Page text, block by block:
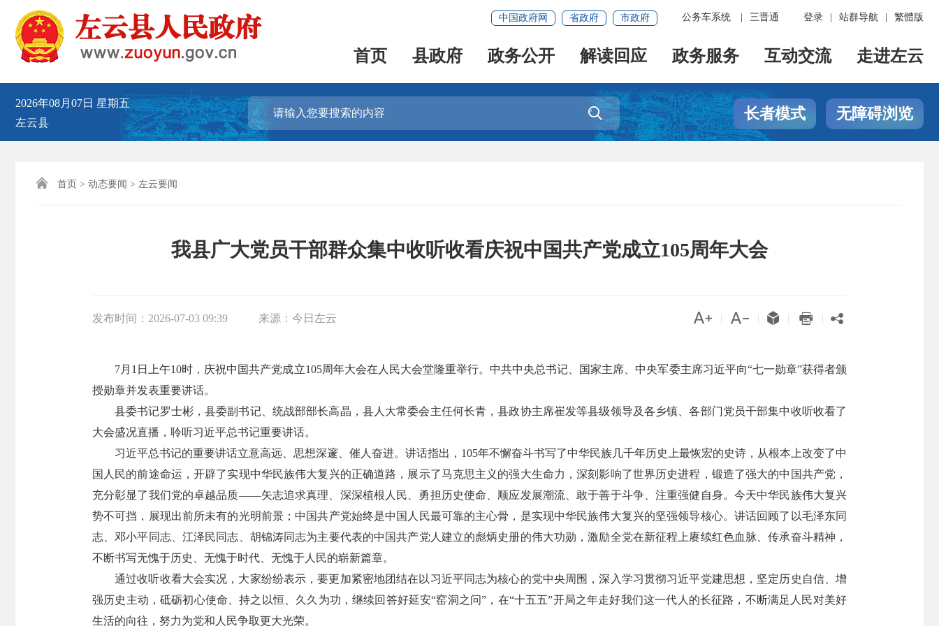
登录 站群导航 繁體版
公务车系统 三晋通
中国政府网 省政府 市政府
首页 县政府 政务公开 解读回应 政务服务 互动交流 走进左云
2026年08月07日 星期五
左云县
 长者模式 无障碍浏览
 首页 > 动态要闻 > 左云要闻
我县广大党员干部群众集中收听收看庆祝中国共产党成立105周年大会
发布时间： 2026-07-03 09:39 来源： 今日左云     
7月1日上午10时，庆祝中国共产党成立105周年大会在人民大会堂隆重举行。中共中央总书记、国家主席、中央军委主席习近平向“七一勋章”获得者颁
授勋章并发表重要讲话。
县委书记罗士彬，县委副书记、统战部部长高晶，县人大常委会主任何长青，县政协主席崔发等县级领导及各乡镇、各部门党员干部集中收听收看了
大会盛况直播，聆听习近平总书记重要讲话。
习近平总书记的重要讲话立意高远、思想深邃、催人奋进。讲话指出，105年不懈奋斗书写了中华民族几千年历史上最恢宏的史诗，从根本上改变了中
国人民的前途命运，开辟了实现中华民族伟大复兴的正确道路，展示了马克思主义的强大生命力，深刻影响了世界历史进程，锻造了强大的中国共产党，
充分彰显了我们党的卓越品质——矢志追求真理、深深植根人民、勇担历史使命、顺应发展潮流、敢于善于斗争、注重强健自身。今天中华民族伟大复兴
势不可挡，展现出前所未有的光明前景；中国共产党始终是中国人民最可靠的主心骨，是实现中华民族伟大复兴的坚强领导核心。讲话回顾了以毛泽东同
志、邓小平同志、江泽民同志、胡锦涛同志为主要代表的中国共产党人建立的彪炳史册的伟大功勋，激励全党在新征程上赓续红色血脉、传承奋斗精神，
不断书写无愧于历史、无愧于时代、无愧于人民的崭新篇章。
通过收听收看大会实况，大家纷纷表示，要更加紧密地团结在以习近平同志为核心的党中央周围，深入学习贯彻习近平党建思想，坚定历史自信、增
强历史主动，砥砺初心使命、持之以恒、久久为功，继续回答好延安“窑洞之问”，在“十五五”开局之年走好我们这一代人的长征路，不断满足人民对美好
生活的向往，努力为党和人民争取更大光荣。